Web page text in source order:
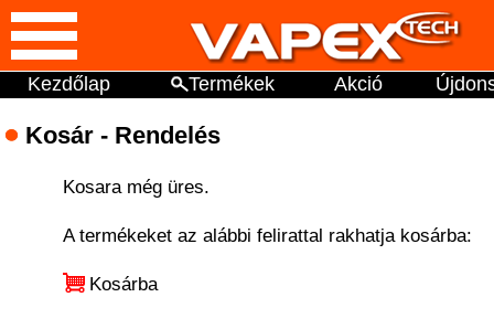
Kezdőlap Termékek Akció
Kosár - Rendelés
Kosara még üres.
A termékeket az alábbi felirattal rakhatja kosárba:
Kosárba